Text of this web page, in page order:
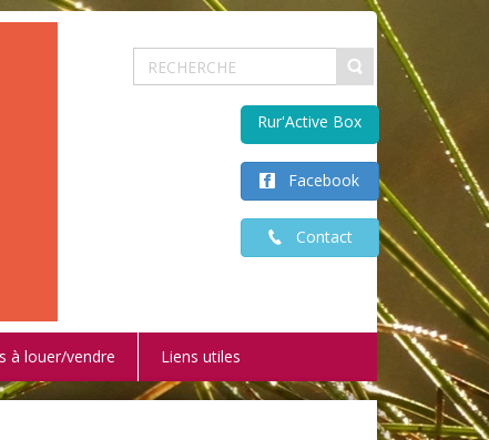
Facebook
Contact
Rur'Active Box
à louer/vendre Liens utiles